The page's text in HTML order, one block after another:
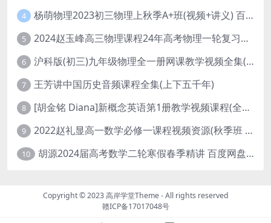
4 杨萌物理2023初三物理上秋季A+班(视频+讲义) 百度网盘分享
5 2024赵玉峰高三物理课程24年高考物理一轮复习网课教程
6 沪科版(初三)九年级物理全一册网课教学视频全集(录播版 杜春雨 66讲)
7 王芳讲中国历史音频课程全集(上下五千年)
8 [胡金铭 Diana]新概念英语第1册教学视频课程(全集 百度网盘下载)
9 2022赵礼显高一数学必修一课程视频资源(秋季班 含讲义)百度网盘云
10 胡源2024届高考数学二轮寒假春季精讲 百度网盘分享
Copyright © 2023高岸学堂Theme- All rights reserved
赣ICP备17017048号